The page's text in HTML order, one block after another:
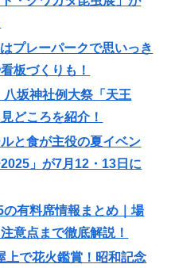
プレーパークで思いっき
板づくりも！
八坂神社例大祭「天王
どころを紹介！
と食が主役の夏イベン
」が7月12・13日に
の有料席情報まとめ｜場
意点まで徹底解説！
上で花火鑑賞！昭和記念